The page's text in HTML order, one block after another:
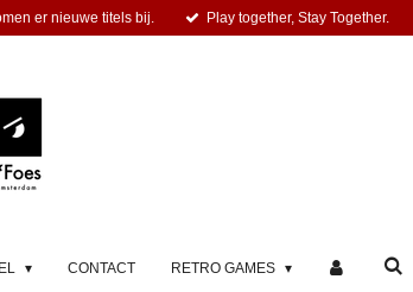
er nieuwe titels bij. Play together, Stay Together.
CONTACT RETRO GAMES